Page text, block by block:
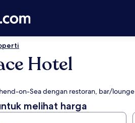
Hotel
on-Sea dengan restoran, bar/lounge
melihat harga